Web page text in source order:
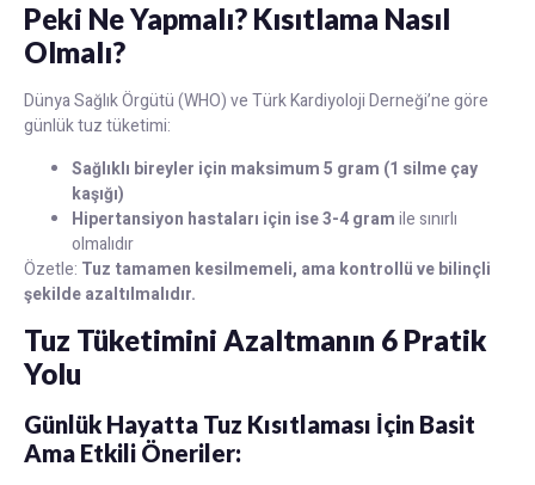
Peki Ne Yapmalı? Kısıtlama Nasıl
Olmalı?
Dünya Sağlık Örgütü (WHO) ve Türk Kardiyoloji Derneği’ne göre
günlük tuz tüketimi:
Sağlıklı bireyler için maksimum 5 gram (1 silme çay
kaşığı)
Hipertansiyon hastaları için ise 3-4 gramile sınırlı
olmalıdır
Özetle: Tuz tamamen kesilmemeli, ama kontrollü ve bilinçli
şekilde azaltılmalıdır.
Tuz Tüketimini Azaltmanın 6 Pratik
Yolu
Günlük Hayatta Tuz Kısıtlaması İçin Basit
Ama Etkili Öneriler: